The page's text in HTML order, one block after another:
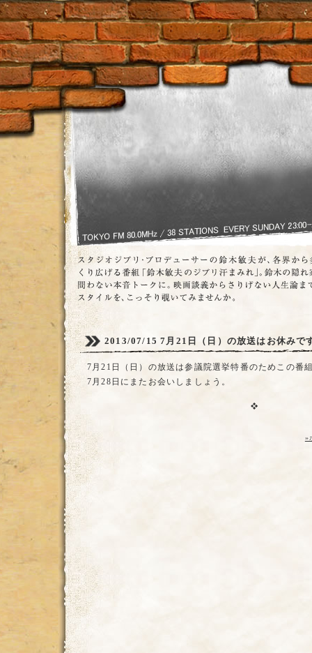
2013/07/157月21日（日）の放送はお休みで
7月21日（日）の放送は参議院選挙特番のためこの番
7月28日にまたお会いしましょう。
»